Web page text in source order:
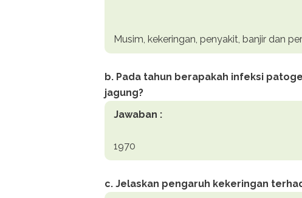
Musim, kekeringan, penyakit, banjir dan
b. Pada tahun berapakah infeksi
jagung?
Jawaban :
1970
c. Jelaskan pengaruh kekeringan